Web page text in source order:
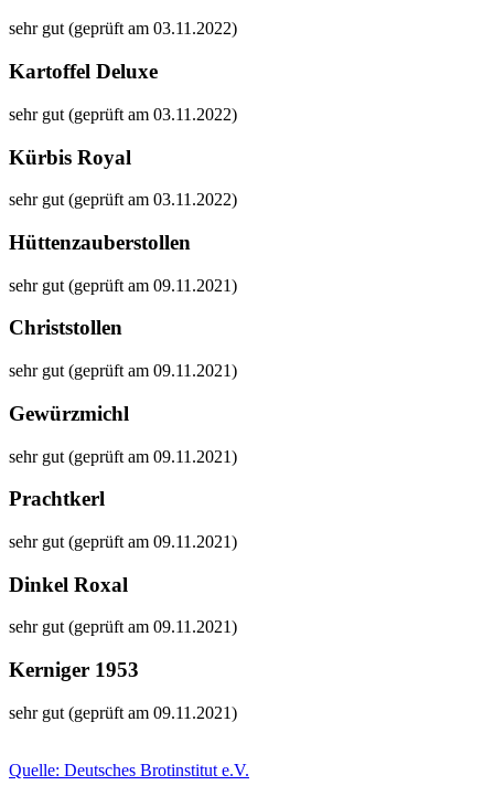
sehr gut (geprüft am 03.11.2022)
Kartoffel Deluxe
sehr gut (geprüft am 03.11.2022)
Kürbis Royal
sehr gut (geprüft am 03.11.2022)
Hüttenzauberstollen
sehr gut (geprüft am 09.11.2021)
Christstollen
sehr gut (geprüft am 09.11.2021)
Gewürzmichl
sehr gut (geprüft am 09.11.2021)
Prachtkerl
sehr gut (geprüft am 09.11.2021)
Dinkel Roxal
sehr gut (geprüft am 09.11.2021)
Kerniger 1953
sehr gut (geprüft am 09.11.2021)
Quelle: Deutsches Brotinstitut e.V.